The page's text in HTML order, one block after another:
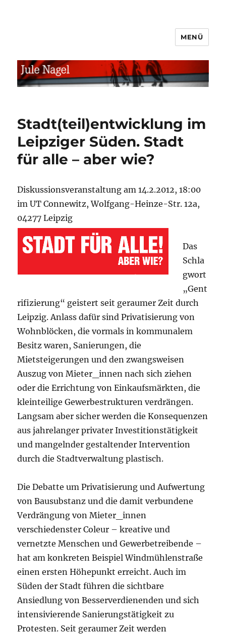
MENÜ
Stadt(teil)entwicklung im
Leipziger Süden. Stadt
für alle – aber wie?
Diskussionsveranstaltung am 14.2.2012, 18:00
im UT Connewitz, Wolfgang-Heinze-Str. 12a,
04277 Leipzig
Das
Schla
gwort
„Gent
rifizierung“ geistert seit geraumer Zeit durch
Leipzig. Anlass dafür sind Privatisierung von
Wohnblöcken, die vormals in kommunalem
Besitz waren, Sanierungen, die
Mietsteigerungen und den zwangsweisen
Auszug von Mieter_innen nach sich ziehen
oder die Errichtung von Einkaufsmärkten, die
kleinteilige Gewerbestrukturen verdrängen.
Langsam aber sicher werden die Konsequenzen
aus jahrelanger privater Investitionstätigkeit
und mangelnder gestaltender Intervention
durch die Stadtverwaltung plastisch.
Die Debatte um Privatisierung und Aufwertung
von Bausubstanz und die damit verbundene
Verdrängung von Mieter_innen
verschiedenster Coleur – kreative und
vernetzte Menschen und Gewerbetreibende –
hat am konkreten Beispiel Windmühlenstraße
einen ersten Höhepunkt erreicht. Auch im
Süden der Stadt führen die sichtbare
Ansiedlung von Besserverdienenden und sich
intensivierende Sanierungstätigkeit zu
Protesten. Seit geraumer Zeit werden